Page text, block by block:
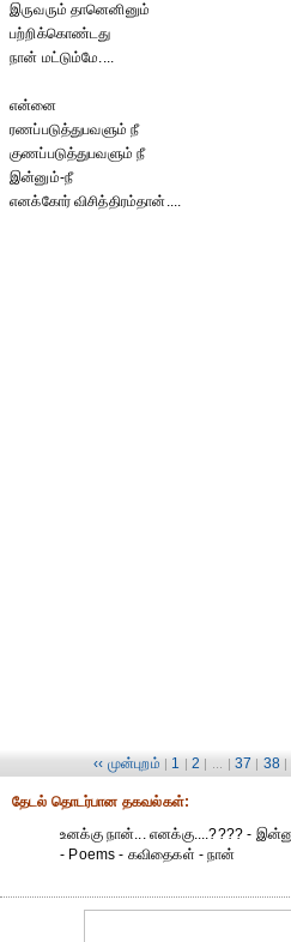
இருவரும் தானெனினும்
பற்றிக்கொண்டது
நான் மட்டும்மே....
என்னை
ரணப்படுத்துபவளும் நீ
குணப்படுத்துபவளும் நீ
இன்னும்-நீ
எனக்கோர் விசித்திரம்தான்....
‹‹ முன்புறம் | 1 | 2 | ... | 37 | 38 |
தேட‌ல் தொட‌ர்பான தகவ‌ல்க‌ள்:
உனக்கு நான்... எனக்கு....???? -
- Poems - கவிதைகள் - நான்